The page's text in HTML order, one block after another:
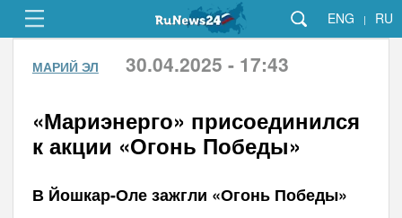
ENG | RU
МАРИЙ ЭЛ 30.04.2025 - 17:43
«Мариэнерго» присоединился
к акции «Огонь Победы»
В Йошкар-Оле зажгли «Огонь Победы»